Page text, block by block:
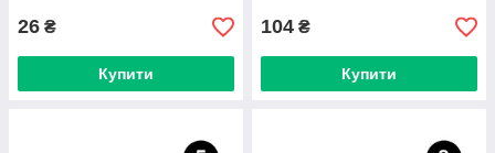
26 ₴
Купити
104 ₴
Купити